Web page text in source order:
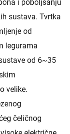
i poboljšanju
sustava. Tvrtka
od
legurama
od 6~35
velike.
čeličnog